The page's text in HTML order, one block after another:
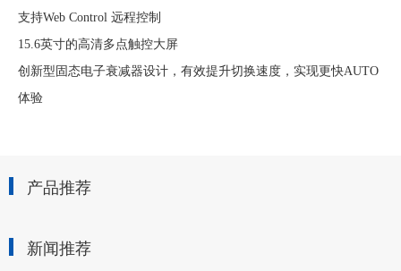
支持Web Control 远程控制
15.6英寸的高清多点触控大屏
创新型固态电子衰减器设计，有效提升切换速度，实现更快AUTO
体验
产品推荐
新闻推荐